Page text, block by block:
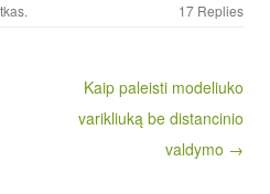
. 17 Replies
Kaip paleisti modeliuko
varikliuką be distancinio
valdymo →